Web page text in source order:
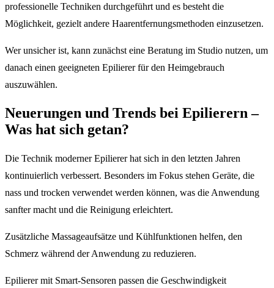
professionelle Techniken durchgeführt und es besteht die
Möglichkeit, gezielt andere Haarentfernungsmethoden einzusetzen.
Wer unsicher ist, kann zunächst eine Beratung im Studio nutzen, um
danach einen geeigneten Epilierer für den Heimgebrauch
auszuwählen.
Neuerungen und Trends bei Epilierern –
Was hat sich getan?
Die Technik moderner Epilierer hat sich in den letzten Jahren
kontinuierlich verbessert. Besonders im Fokus stehen Geräte, die
nass und trocken verwendet werden können, was die Anwendung
sanfter macht und die Reinigung erleichtert.
Zusätzliche Massageaufsätze und Kühlfunktionen helfen, den
Schmerz während der Anwendung zu reduzieren.
Epilierer mit Smart-Sensoren passen die Geschwindigkeit